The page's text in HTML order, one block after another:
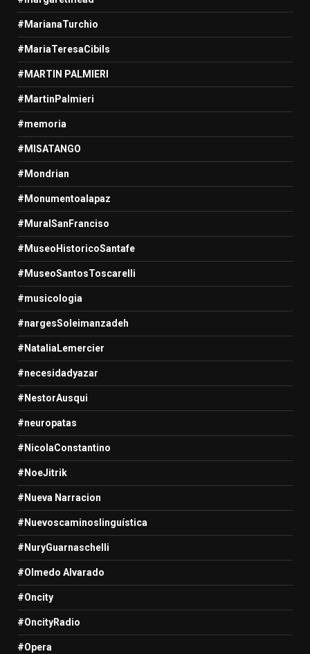
#MarianaTurchio
#MariaTeresaCibils
#MARTIN PALMIERI
#MartinPalmieri
#memoria
#MISATANGO
#Mondrian
#Monumentoalapaz
#MuralSanFranciso
#MuseoHistoricoSantafe
#MuseoSantosToscarelli
#musicologia
#nargesSoleimanzadeh
#NataliaLemercier
#necesidadyazar
#NestorAusqui
#neuropatas
#NicolaConstantino
#NoeJitrik
#Nueva Narracion
#Nuevoscaminoslinguística
#NuryGuarnaschelli
#Olmedo Alvarado
#Oncity
#OncityRadio
#Opera